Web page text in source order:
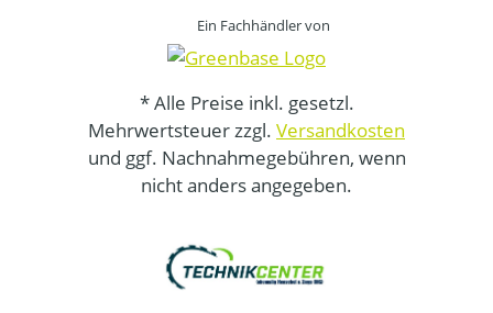
Ein Fachhändler von
* Alle Preise inkl. gesetzl.
Mehrwertsteuer zzgl. Versandkosten
und ggf. Nachnahmegebühren, wenn
nicht anders angegeben.